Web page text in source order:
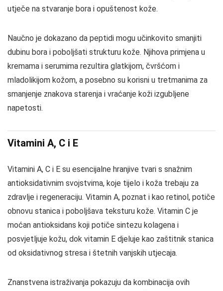
utječe na stvaranje bora i opuštenost kože.
Naučno je dokazano da peptidi mogu učinkovito smanjiti
dubinu bora i poboljšati strukturu kože. Njihova primjena u
kremama i serumima rezultira glatkijom, čvršćom i
mladolikijom kožom, a posebno su korisni u tretmanima za
smanjenje znakova starenja i vraćanje koži izgubljene
napetosti.
Vitamini A, C i E
Vitamini A, C i E su esencijalne hranjive tvari s snažnim
antioksidativnim svojstvima, koje tijelo i koža trebaju za
zdravlje i regeneraciju. Vitamin A, poznat i kao retinol, potiče
obnovu stanica i poboljšava teksturu kože. Vitamin C je
moćan antioksidans koji potiče sintezu kolagena i
posvjetljuje kožu, dok vitamin E djeluje kao zaštitnik stanica
od oksidativnog stresa i štetnih vanjskih utjecaja.
Znanstvena istraživanja pokazuju da kombinacija ovih